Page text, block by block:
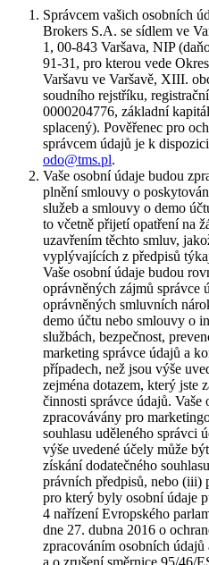
Správcem vašich osobních
Brokers S.A. se sídlem ve
1, 00-843 Varšava, NIP
91-31, pro kterou vede
Varšavu ve Varšavě, XIII.
soudního rejstříku,
0000204776, základní
splacený). Pověřenec pro
správcem údajů je k
odo@tms.pl.
Vaše osobní údaje budou
plnění smlouvy o
služeb a smlouvy o demo
to včetně přijetí opatření na
uzavřením těchto smluv,
vyplývajících z předpisů
Vaše osobní údaje budou
oprávněných zájmů správce
oprávněných smluvních
demo účtu nebo smlouvy o
službách, bezpečnost,
marketing správce údajů a
případech, než jsou výše
zejména dotazem, který jste
činnosti správce údajů.
zpracovávány pro
souhlasu uděleného správci
výše uvedené účely může
získání dodatečného
právních předpisů, nebo (iii)
pro který byly osobní údaje
4 nařízení Evropského
dne 27. dubna 2016 o
zpracováním osobních
a o zrušení směrnice 95/46/